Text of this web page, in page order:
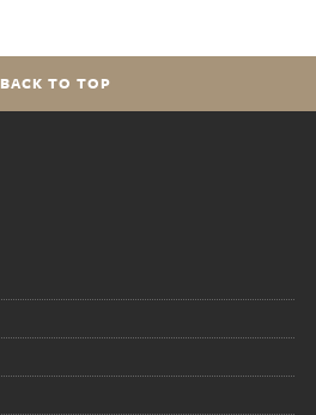
BACK TO TOP